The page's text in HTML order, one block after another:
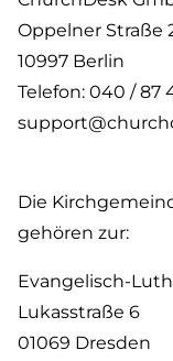
Oppelner Straße
10997 Berlin
Telefon: 040 / 87
Die
gehören zur:
Evangelisch-
Lukasstraße 6
01069 Dresden